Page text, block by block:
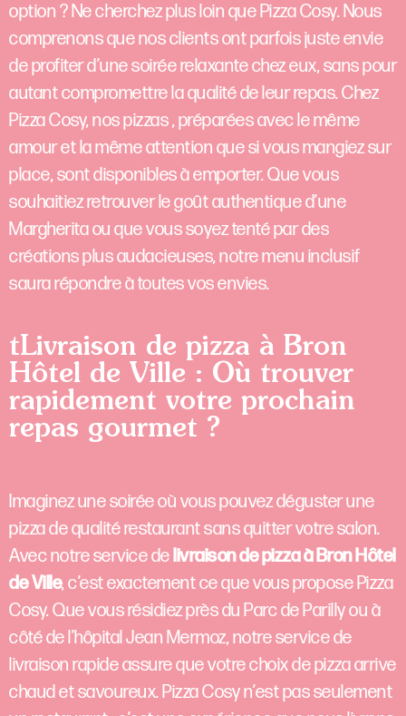
option ? Ne cherchez plus loin que Pizza Cosy. Nous
comprenons que nos clients ont parfois juste envie
de profiter d’une soirée relaxante chez eux, sans pour
autant compromettre la qualité de leur repas. Chez
Pizza Cosy, nos pizzas , préparées avec le même
amour et la même attention que si vous mangiez sur
place, sont disponibles à emporter. Que vous
souhaitiez retrouver le goût authentique d’une
Margherita ou que vous soyez tenté par des
créations plus audacieuses, notre menu inclusif
saura répondre à toutes vos envies.
tLivraison de pizza à Bron
Hôtel de Ville : Où trouver
rapidement votre prochain
repas gourmet ?
Imaginez une soirée où vous pouvez déguster une
pizza de qualité restaurant sans quitter votre salon.
Avec notre service de livraison de pizza à Bron Hôtel
de Ville, c’est exactement ce que vous propose Pizza
Cosy. Que vous résidiez près du Parc de Parilly ou à
côté de l’hôpital Jean Mermoz, notre service de
livraison rapide assure que votre choix de pizza arrive
chaud et savoureux. Pizza Cosy n’est pas seulement